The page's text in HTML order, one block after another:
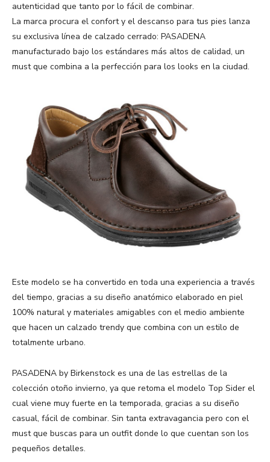
autenticidad que tanto por lo fácil de combinar.
La marca procura el confort y el descanso para tus pies lanza
su exclusiva línea de calzado cerrado: PASADENA
manufacturado bajo los estándares más altos de calidad, un
must que combina a la perfección para los looks en la ciudad.
Este modelo se ha convertido en toda una experiencia a través
del tiempo, gracias a su diseño anatómico elaborado en piel
100% natural y materiales amigables con el medio ambiente
que hacen un calzado trendy que combina con un estilo de
totalmente urbano.
PASADENA by Birkenstock es una de las estrellas de la
colección otoño invierno, ya que retoma el modelo Top Sider el
cual viene muy fuerte en la temporada, gracias a su diseño
casual, fácil de combinar. Sin tanta extravagancia pero con el
must que buscas para un outfit donde lo que cuentan son los
pequeños detalles.